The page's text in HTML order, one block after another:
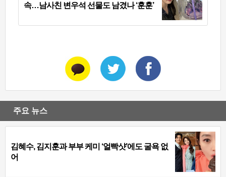
속…남사친 변우석 선물도 남겼나 ‘훈훈’
주요 뉴스
김혜수, 김지훈과 부부 케미 ‘얼빡샷’에도 굴욕 없
어